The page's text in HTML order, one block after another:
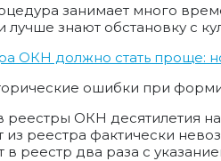
занимает много
лучше знают обстановку с
ОКН должно стать проще:
ошибки при
ОКН десятилетия
из реестра фактически
реестр два раза с